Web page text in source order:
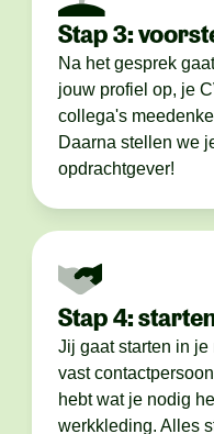
Stap 3:
Na het gesprek
jouw profiel op, je
collega's
Daarna stellen we
opdrachtgever!
Stap 4:
Jij gaat starten in
vast
hebt wat je nodig
werkkleding. Alles